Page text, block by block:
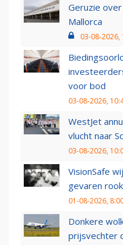
Geruzie
Mallorca
03-08-2026,
voor bod
03-08-2026,
WestJet
vlucht naar
03-08-2026,
VisionSafe
gevaren
01-08-2026,
Donkere
prijsvechter